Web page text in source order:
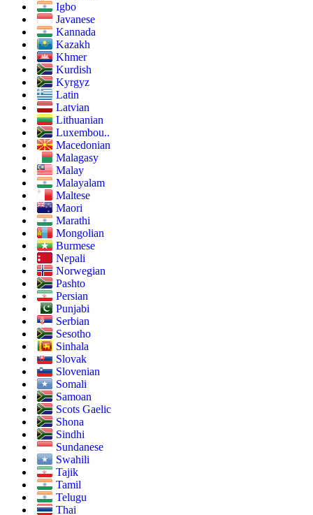
Igbo
Javanese
Kannada
Kazakh
Khmer
Kurdish
Kyrgyz
Latin
Latvian
Lithuanian
Luxembou..
Macedonian
Malagasy
Malay
Malayalam
Maltese
Maori
Marathi
Mongolian
Burmese
Nepali
Norwegian
Pashto
Persian
Punjabi
Serbian
Sesotho
Sinhala
Slovak
Slovenian
Somali
Samoan
Scots Gaelic
Shona
Sindhi
Sundanese
Swahili
Tajik
Tamil
Telugu
Thai